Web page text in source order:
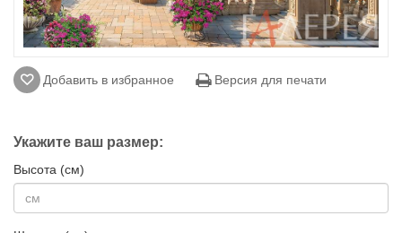
Добавить в избранное Версия для печати
Укажите ваш размер:
Высота (см)